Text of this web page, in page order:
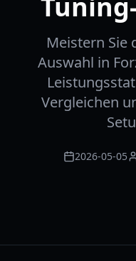
Meistern Sie
Auswahl in
Vergleichen
2026-05-05